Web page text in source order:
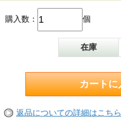
購入数： 個
在庫
返品についての詳細はこちら